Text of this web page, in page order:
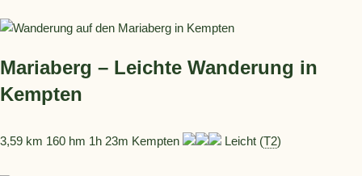
Mariaberg – Leichte Wanderung in
Kempten
3,59 km 160 hm 1h 23m Kempten Leicht (T2)